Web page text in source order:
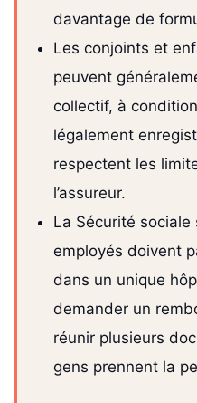
davantage de
Les conjoints et
peuvent
collectif, à
légalement
respectent les
l’assureur.
La Sécurité
employés doivent
dans un unique
demander un
réunir plusieurs
gens prennent la